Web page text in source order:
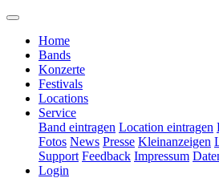
Home
Bands
Konzerte
Festivals
Locations
Service
Band eintragen Location eintragen
Fotos News Presse Kleinanzeigen
Support Feedback Impressum
Login